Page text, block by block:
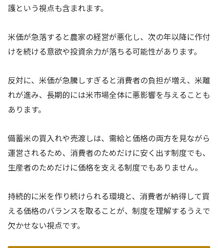
護という視点も含まれます。
米価が急落すると農家の経営が悪化し、次の年以降に作付
けを続ける意欲や投資余力が落ちる可能性があります。
反対に、米価が急騰しすぎると消費者の負担が増え、米離
れが進み、長期的には米市場全体に悪影響を与えることも
あります。
備蓄米の買入れや売渡しは、需給と価格の両方を見ながら
運営されるため、消費者のためだけに安く出す制度でも、
生産者のためだけに価格を支える制度でもありません。
持続的に米を作り続けられる環境と、消費者が納得して買
える価格のバランスを取ることが、制度を理解するうえで
欠かせない視点です。